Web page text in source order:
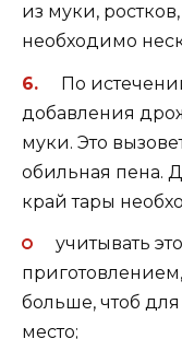
из муки,
необходимо
По
добавления
муки. Это
обильная пена.
край тары
учитывать
больше, чтоб
место;